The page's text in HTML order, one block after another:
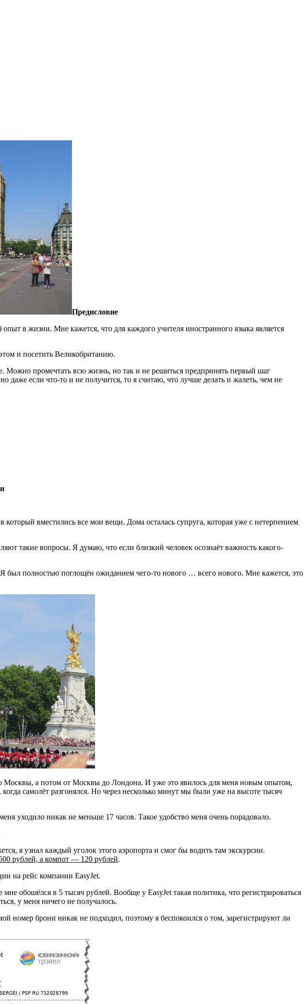
Предисловие
опыт в жизни. Мне кажется, что для каждого учителя иностранного языка является
и посетить Великобританию.
Можно промечтать всю жизнь, но так и не решиться предпринять первый шаг
даже если что-то и не получится, то я считаю, что лучше делать и жалеть, чем не
вместились все мои вещи. Дома осталась супруга, которая уже с нетерпением
такие вопросы. Я думаю, что если близкий человек осознаёт важность какого-
был полностью поглощён ожиданием чего-то нового … всего нового. Мне кажется, это
Москвы, а потом от Москвы до Лондона. И уже это явилось для меня новым опытом,
самолёт разгонялся. Но через несколько минут мы были уже на высоте тысяч
уходило никак не меньше 17 часов. Такое удобство меня очень порадовало.
я узнал каждый уголок этого аэропорта и смог бы водить там экскурсии.
рублей, а компот — 120 рублей.
на рейс компании EasyJet.
обошёлся в 5 тысяч рублей. Вообще у EasyJet такая политика, что регистрироваться
у меня ничего не получалось.
номер брони никак не подходил, поэтому я беспокоился о том, зарегистрируют ли